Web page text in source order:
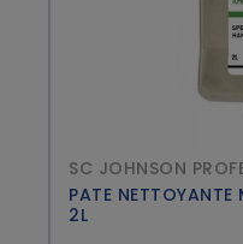
SC JOHNSON
PATE NETTOYANTE
2L